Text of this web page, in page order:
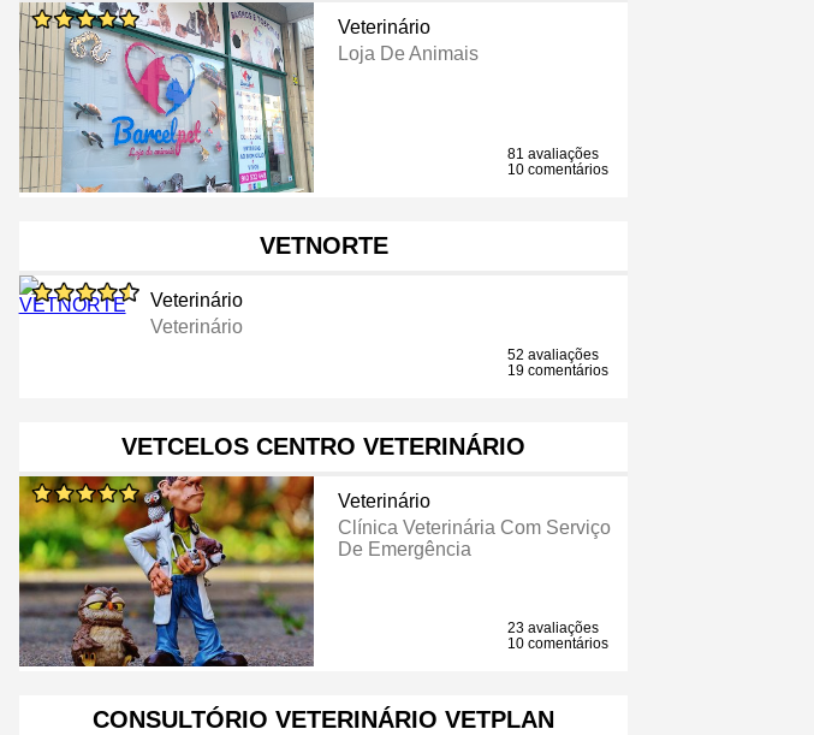
Veterinário
Loja De Animais
81 avaliações
10 comentários
VETNORTE
Veterinário
Veterinário
52 avaliações
19 comentários
VETCELOS CENTRO VETERINÁRIO
Veterinário
Clínica Veterinária Com Serviço
De Emergência
23 avaliações
10 comentários
CONSULTÓRIO VETERINÁRIO VETPLAN